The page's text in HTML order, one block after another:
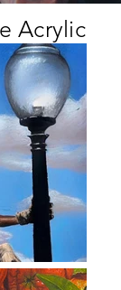
Acrylic